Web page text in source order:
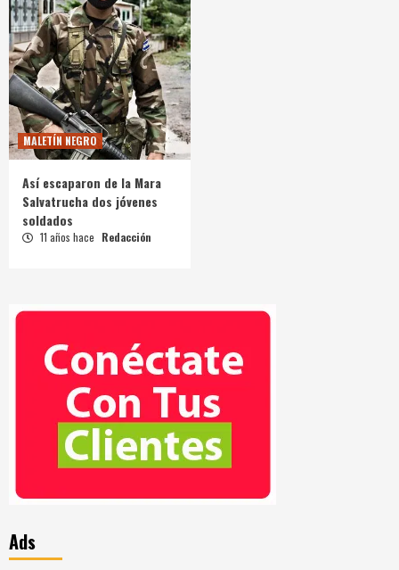
MALETÍN NEGRO
Así escaparon de la Mara
Salvatrucha dos jóvenes
soldados
11 años hace Redacción
Ads